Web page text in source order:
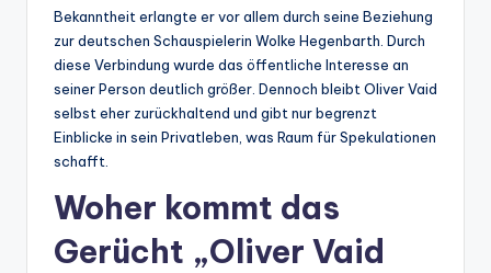
Bekanntheit erlangte er vor allem durch seine Beziehung
zur deutschen Schauspielerin Wolke Hegenbarth. Durch
diese Verbindung wurde das öffentliche Interesse an
seiner Person deutlich größer. Dennoch bleibt Oliver Vaid
selbst eher zurückhaltend und gibt nur begrenzt
Einblicke in sein Privatleben, was Raum für Spekulationen
schafft.
Woher kommt das
Gerücht „Oliver Vaid